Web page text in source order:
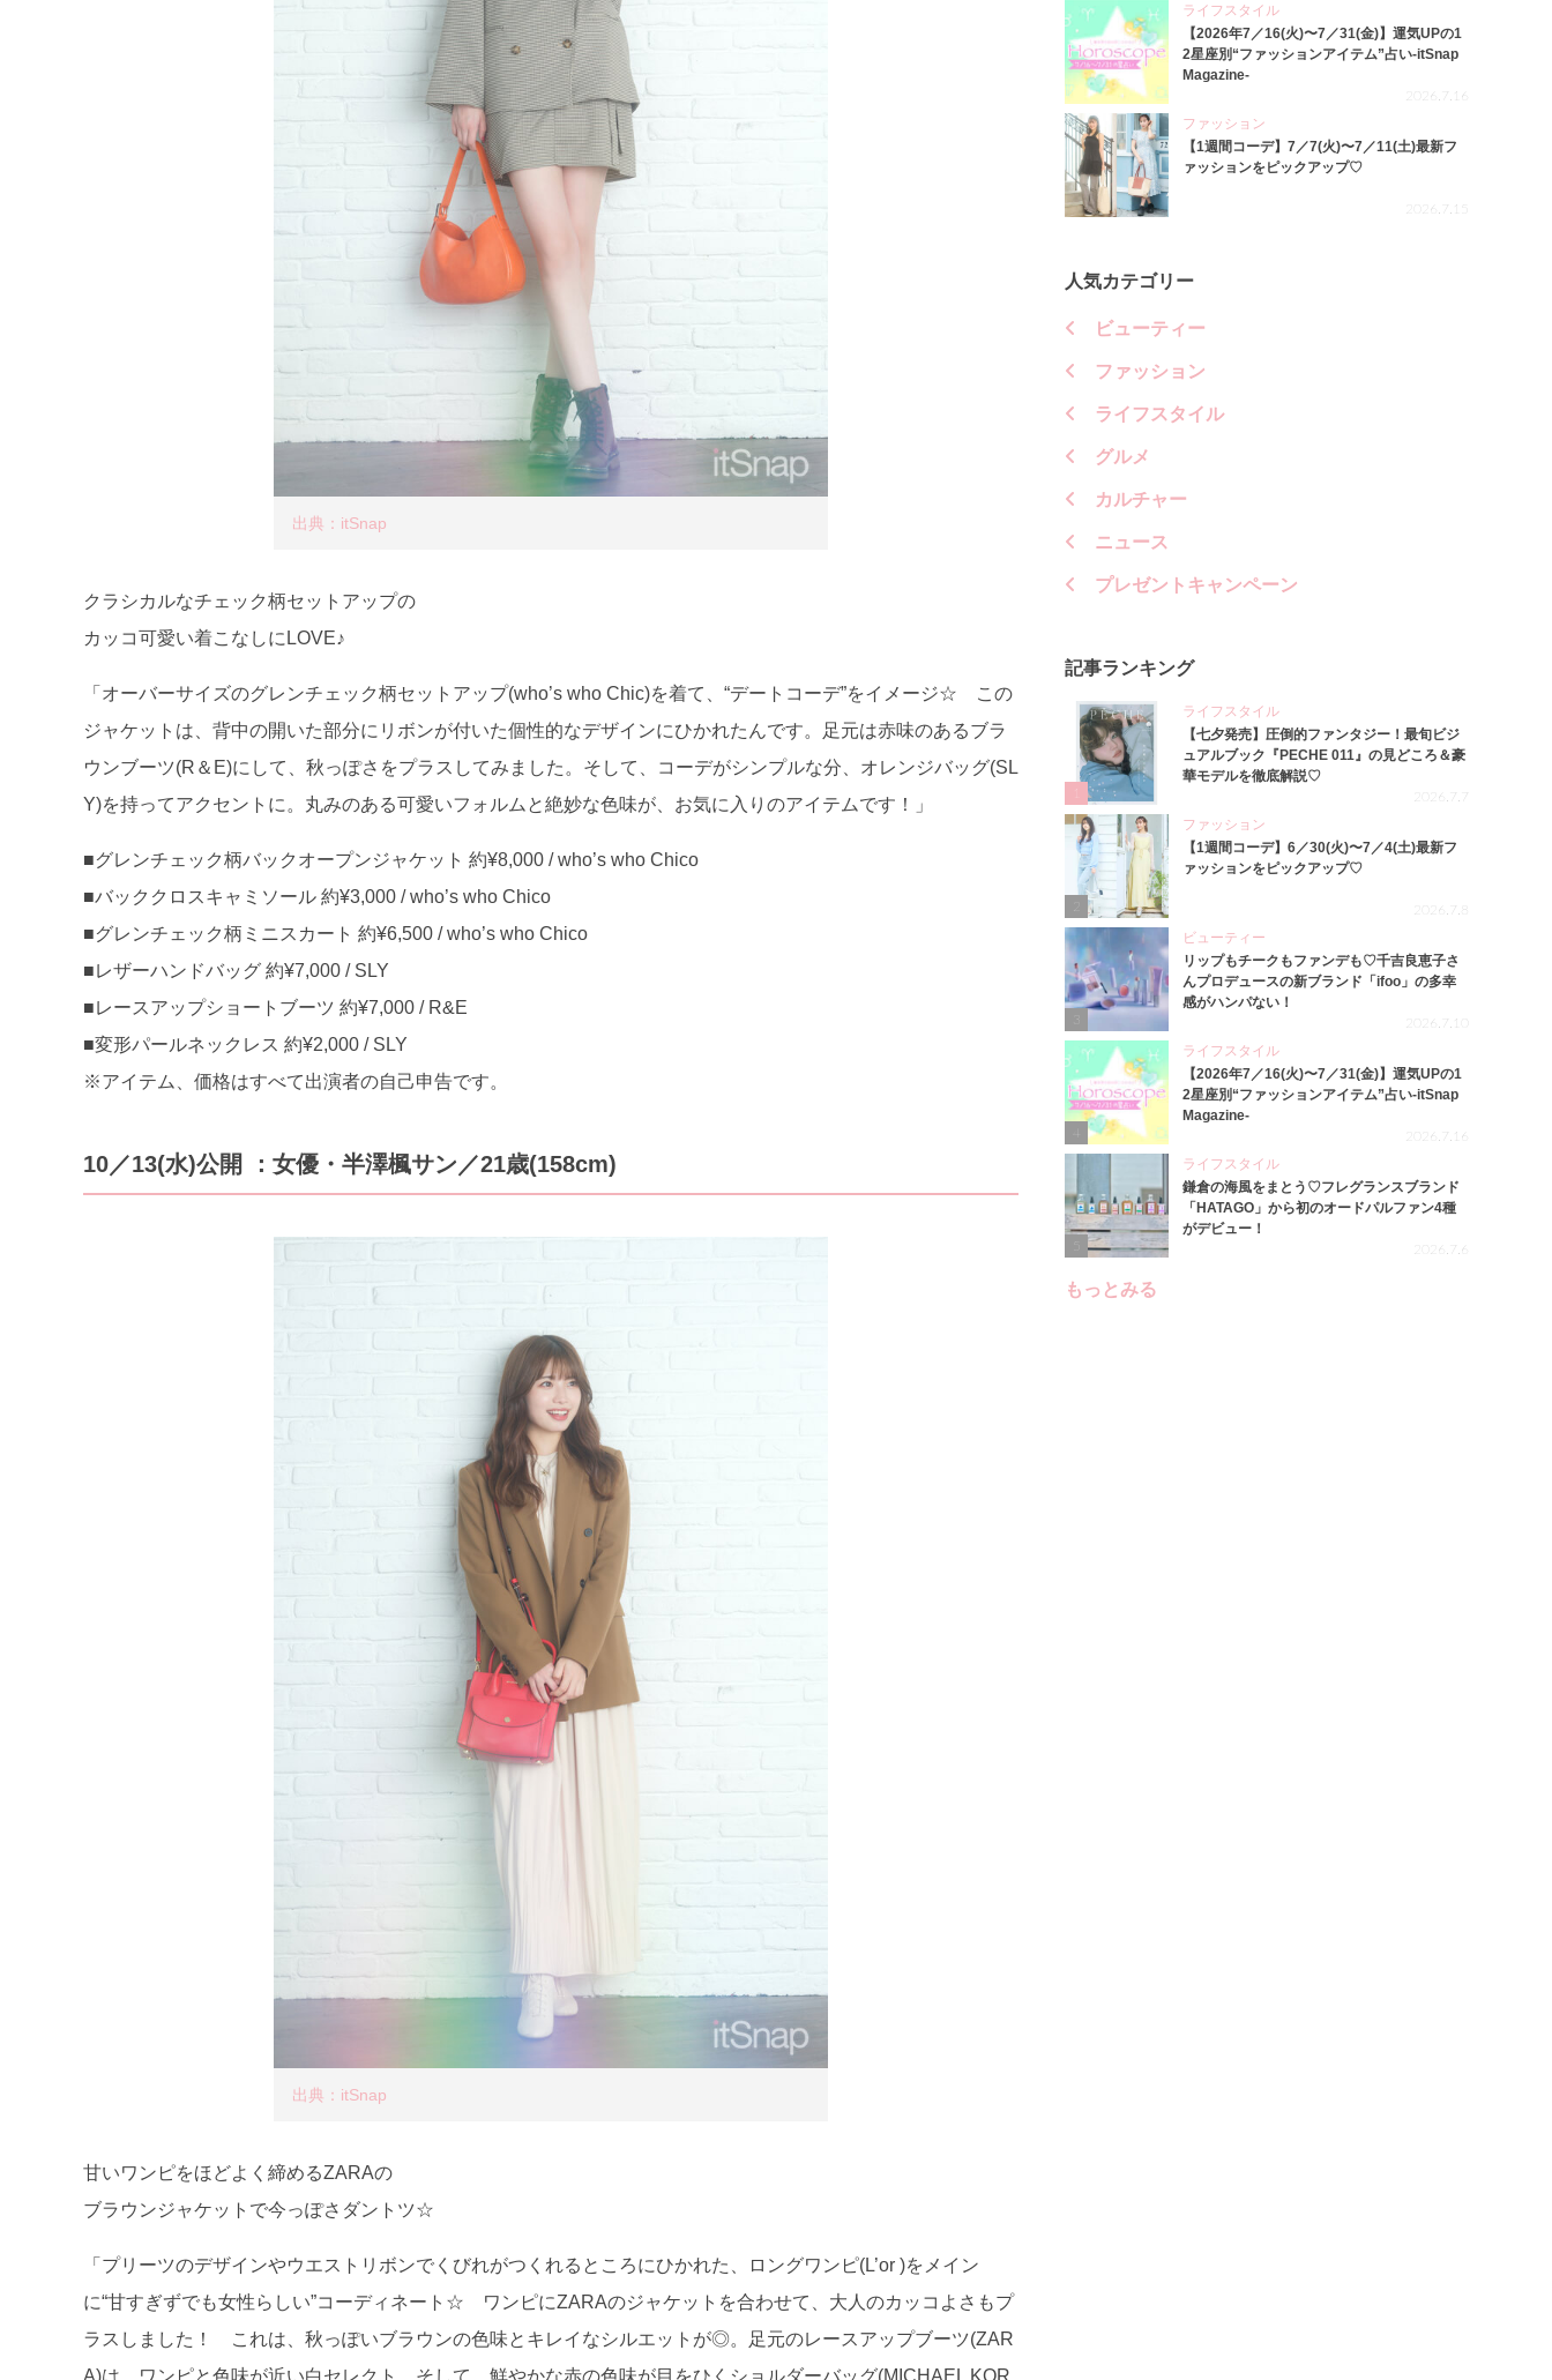
出典：itSnap
クラシカルなチェック柄セットアップの
カッコ可愛い着こなしにLOVE♪
「オーバーサイズのグレンチェック柄セットアップ(who’s who Chic)を着て、“デートコーデ”をイメージ☆ この
ジャケットは、背中の開いた部分にリボンが付いた個性的なデザインにひかれたんです。足元は赤味のあるブラ
ウンブーツ(R＆E)にして、秋っぽさをプラスしてみました。そして、コーデがシンプルな分、オレンジバッグ(SL
Y)を持ってアクセントに。丸みのある可愛いフォルムと絶妙な色味が、お気に入りのアイテムです！」
■グレンチェック柄バックオープンジャケット 約¥8,000 / who’s who Chico
■バッククロスキャミソール 約¥3,000 / who’s who Chico
■グレンチェック柄ミニスカート 約¥6,500 / who’s who Chico
■レザーハンドバッグ 約¥7,000 / SLY
■レースアップショートブーツ 約¥7,000 / R&E
■変形パールネックレス 約¥2,000 / SLY
※アイテム、価格はすべて出演者の自己申告です。
10／13(水)公開 ：女優・半澤楓サン／21歳(158cm)
出典：itSnap
甘いワンピをほどよく締めるZARAの
ブラウンジャケットで今っぽさダントツ☆
「プリーツのデザインやウエストリボンでくびれがつくれるところにひかれた、ロングワンピ(L’or )をメイン
に“甘すぎずでも女性らしい”コーディネート☆ ワンピにZARAのジャケットを合わせて、大人のカッコよさもプ
ラスしました！ これは、秋っぽいブラウンの色味とキレイなシルエットが◎。足元のレースアップブーツ(ZAR
A)は、ワンピと色味が近い白セレクト。そして、鮮やかな赤の色味が目をひくショルダーバッグ(MICHAEL KOR
ライフスタイル
【2026年7／16(火)〜7／31(金)】運気UPの1
2星座別“ファッションアイテム”占い-itSnap
Magazine-
2026.7.16
ファッション
【1週間コーデ】7／7(火)〜7／11(土)最新フ
ァッションをピックアップ♡
2026.7.15
人気カテゴリー
ビューティー
ファッション
ライフスタイル
グルメ
カルチャー
ニュース
プレゼントキャンペーン
記事ランキング
ライフスタイル
【七夕発売】圧倒的ファンタジー！最旬ビジ
ュアルブック『PECHE 011』の見どころ＆豪
華モデルを徹底解説♡
2026.7.7
ファッション
【1週間コーデ】6／30(火)〜7／4(土)最新フ
ァッションをピックアップ♡
2026.7.8
3
ビューティー
リップもチークもファンデも♡千吉良恵子さ
んプロデュースの新ブランド「ifoo」の多幸
感がハンパない！
2026.7.10
4
ライフスタイル
【2026年7／16(火)〜7／31(金)】運気UPの1
2星座別“ファッションアイテム”占い-itSnap
Magazine-
2026.7.16
ライフスタイル
鎌倉の海風をまとう♡フレグランスブランド
「HATAGO」から初のオードパルファン4種
がデビュー！
2026.7.6
もっとみる